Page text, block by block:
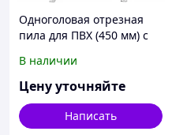
Одноголовая отрезная
пила для ПВХ (450 мм) с
(TURKUAZ)
В наличии
Цену уточняйте
Написать